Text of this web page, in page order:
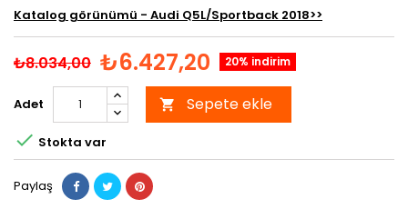
Katalog görünümü - Audi Q5L/Sportback 2018>>
₺8.034,00 ₺6.427,20 20% indirim
Adet  Sepete ekle
 Stokta var
Paylaş